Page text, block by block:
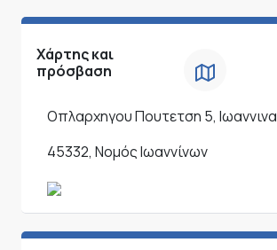
Χάρτης και
πρόσβαση
Οπλαρχηγου Πουτετση 5, Ιωαννινα
45332, Νομός Ιωαννίνων